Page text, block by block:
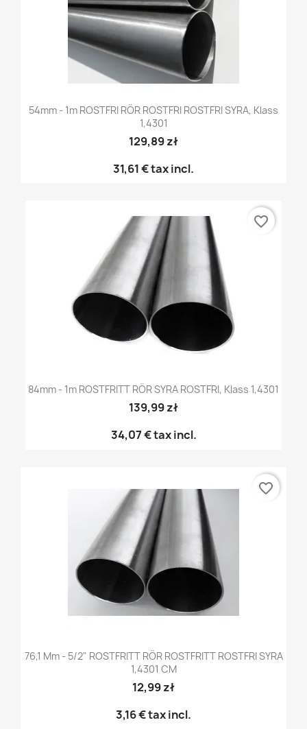
54mm - 1m ROSTFRI RÖR ROSTFRI ROSTFRI SYRA, Klass
1,4301
129,89 zł
31,61 €tax incl.
84mm - 1m ROSTFRITT RÖR SYRA ROSTFRI, Klass 1,4301
139,99 zł
34,07 €tax incl.
favorite_border
76,1 Mm - 5/2" ROSTFRITT RÖR ROSTFRITT ROSTFRI SYRA
1,4301 CM
12,99 zł
3,16 €tax incl.
favorite_border